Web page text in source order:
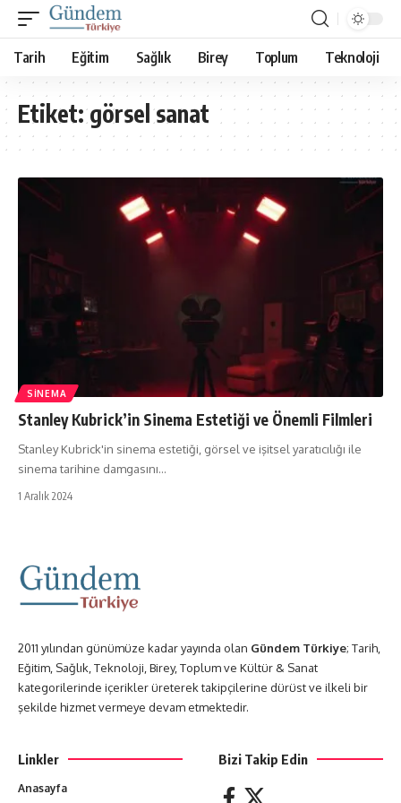
Tarih Eğitim Sağlık Birey Toplum Teknoloji
Etiket:görsel sanat
SINEMA
Stanley Kubrick’in Sinema Estetiği ve Önemli Filmleri
Stanley Kubrick'in sinema estetiği, görsel ve işitsel yaratıcılığı ile
sinema tarihine damgasını…
1 Aralık 2024
2011 yılından günümüze kadar yayında olan Gündem Türkiye; Tarih,
Eğitim, Sağlık, Teknoloji, Birey, Toplum ve Kültür & Sanat
kategorilerinde içerikler üreterek takipçilerine dürüst ve ilkeli bir
şekilde hizmet vermeye devam etmektedir.
Linkler
Anasayfa
Bizi Takip Edin